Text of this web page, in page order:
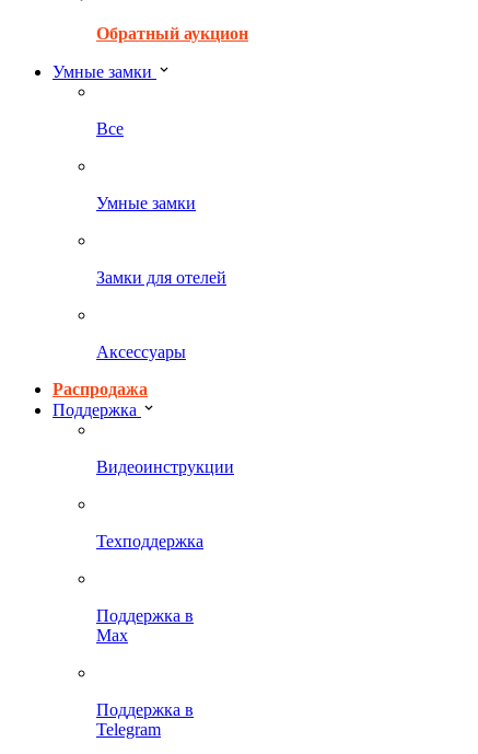
Обратный аукцион
Умные замки
Все
Умные замки
Замки для отелей
Аксессуары
Распродажа
Поддержка
Видеоинструкции
Техподдержка
Поддержка в
Max
Поддержка в
Telegram